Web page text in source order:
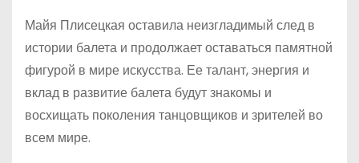
Майя Плисецкая оставила неизгладимый след в
истории балета и продолжает оставаться памятной
фигурой в мире искусства. Ее талант, энергия и
вклад в развитие балета будут знакомы и
восхищать поколения танцовщиков и зрителей во
всем мире.